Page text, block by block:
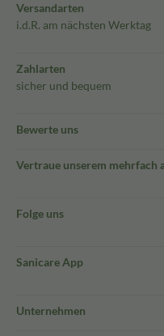
Versandarten
i.d.R. am nächsten Werktag
Zahlarten
sicher und bequem
Bewerte uns
Vertraue unserem mehrfach
Folge uns
Sanicare App
Unternehmen